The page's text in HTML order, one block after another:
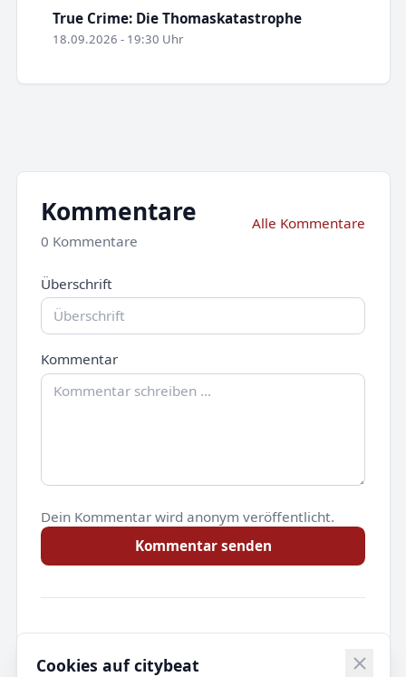
True Crime: Die Thomaskatastrophe
18.09.2026 - 19:30 Uhr
Kommentare
0 Kommentare
Alle Kommentare
Überschrift
Kommentar
Dein Kommentar wird anonym veröffentlicht.
Kommentar senden
Noch keine Kommentare.
Cookies auf citybeat